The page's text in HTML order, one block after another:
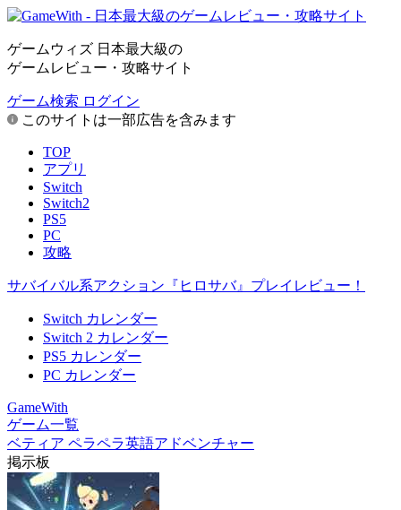
ゲームウィズ 日本最大級の
ゲームレビュー・攻略サイト
ゲーム検索 ログイン
このサイトは一部広告を含みます
TOP
アプリ
Switch
Switch2
PS5
PC
攻略
サバイバル系アクション『ヒロサバ』プレイレビュー！
Switch カレンダー
Switch 2 カレンダー
PS5 カレンダー
PC カレンダー
GameWith
ゲーム一覧
ベティア ペラペラ英語アドベンチャー
掲示板